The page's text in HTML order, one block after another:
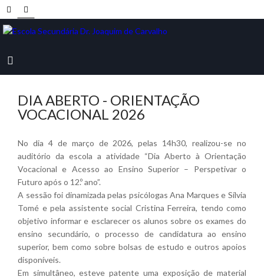
DIA ABERTO - ORIENTAÇÃO
VOCACIONAL 2026
No dia 4 de março de 2026, pelas 14h30, realizou-se no
auditório da escola a atividade “Dia Aberto à Orientação
Vocacional e Acesso ao Ensino Superior – Perspetivar o
Futuro após o 12.º ano”.
A sessão foi dinamizada pelas psicólogas Ana Marques e Sílvia
Tomé e pela assistente social Cristina Ferreira, tendo como
objetivo informar e esclarecer os alunos sobre os exames do
ensino secundário, o processo de candidatura ao ensino
superior, bem como sobre bolsas de estudo e outros apoios
disponíveis.
Em simultâneo, esteve patente uma exposição de material